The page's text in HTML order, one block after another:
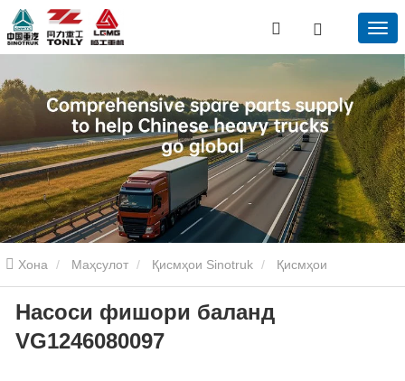
Хона Маҳсулот Қисмҳои Sinotruk Қисмҳои
редукторҳои Sinotruk Насоси фишори баланд VG1246080097
Насоси фишори баланд
VG1246080097